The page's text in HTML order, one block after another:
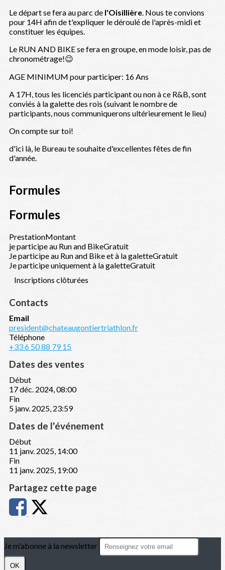
Le départ se fera au parc de l'Oisillière. Nous te convions
pour 14H afin de t'expliquer le déroulé de l'après-midi et
constituer les équipes.
Le RUN AND BIKE se fera en groupe, en mode loisir, pas de
chronométrage!😉
AGE MINIMUM pour participer: 16 Ans
A 17H, tous les licenciés participant ou non à ce R&B, sont
conviés à la galette des rois (suivant le nombre de
participants, nous communiquerons ultérieurement le lieu)
On compte sur toi!
d'ici là, le Bureau te souhaite d'excellentes fêtes de fin
d'année.
Formules
Formules
PrestationMontant
je participe au Run and BikeGratuit
Je participe au Run and Bike et à la galetteGratuit
Je participe uniquement à la galetteGratuit
Inscriptions clôturées
Contacts
Email
president@chateaugontiertriathlon.fr
Téléphone
+33 6 50 88 79 15
Dates des ventes
Début
17 déc. 2024, 08:00
Fin
5 janv. 2025, 23:59
Dates de l'événement
Début
11 janv. 2025, 14:00
Fin
11 janv. 2025, 19:00
Partagez cette page
Je m'abonne à la newsletter
OK